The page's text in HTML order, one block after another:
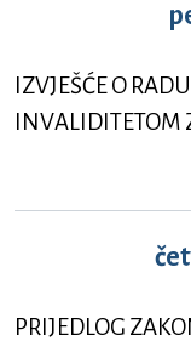
IZVJEŠĆE O
INVALIDITETOM
PRIJEDLOG